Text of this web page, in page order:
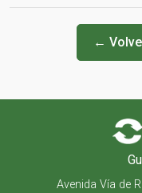
←
Avenida Vía de